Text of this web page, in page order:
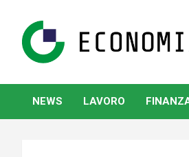
content
NEWS LAVORO